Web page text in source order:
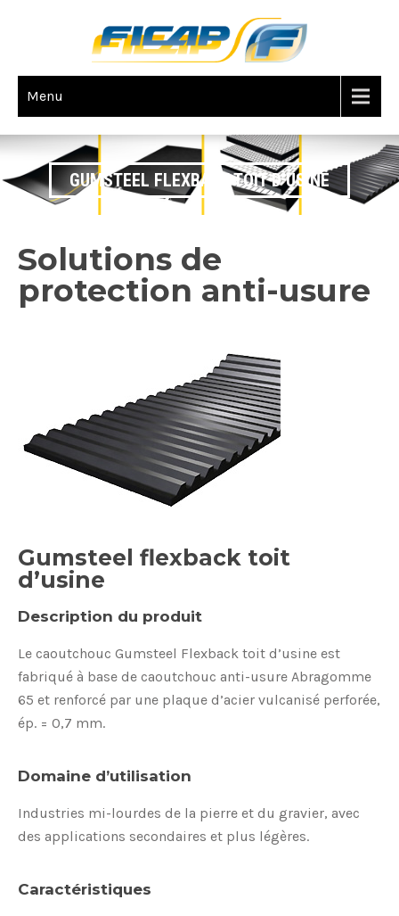
Menu
GUMSTEEL FLEXBACK TOIT D’USINE
Solutions de
protection anti-usure
Gumsteel flexback toit
d’usine
Description du produit
Le caoutchouc Gumsteel Flexback toit d’usine est
fabriqué à base de caoutchouc anti-usure Abragomme
65 et renforcé par une plaque d’acier vulcanisé perforée,
ép. = 0,7 mm.
Domaine d’utilisation
Industries mi-lourdes de la pierre et du gravier, avec
des applications secondaires et plus légères.
Caractéristiques